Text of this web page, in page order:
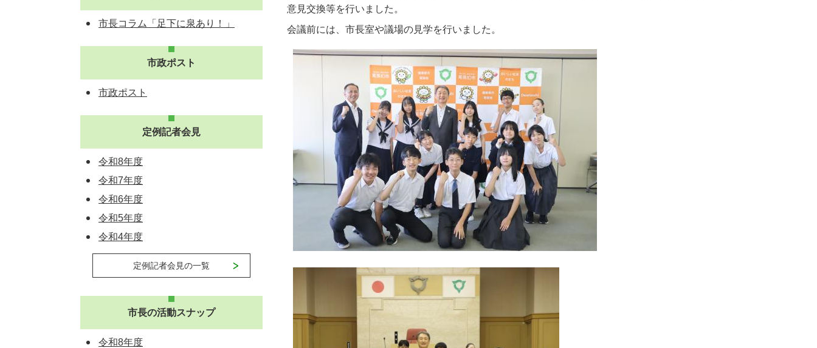
意見交換等を行いました。
会議前には、市長室や議場の見学を行いました。
市長コラム「足下に泉あり！」
市政ポスト
市政ポスト
定例記者会見
令和8年度
令和7年度
令和6年度
令和5年度
令和4年度
定例記者会見の一覧
市長の活動スナップ
令和8年度